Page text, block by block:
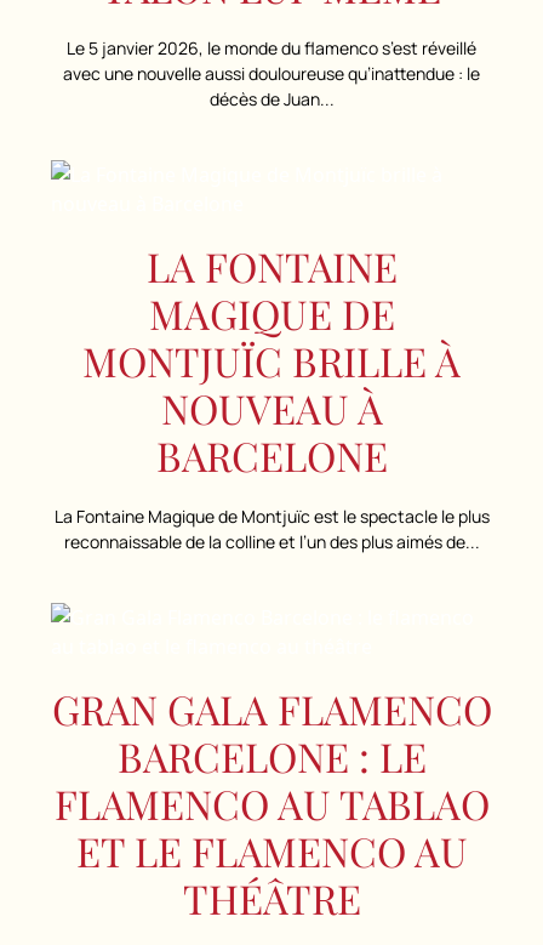
Le 5 janvier 2026, le monde du flamenco s’est réveillé
avec une nouvelle aussi douloureuse qu’inattendue : le
décès de Juan...
LA FONTAINE
MAGIQUE DE
MONTJUÏC BRILLE À
NOUVEAU À
BARCELONE
La Fontaine Magique de Montjuïc est le spectacle le plus
reconnaissable de la colline et l’un des plus aimés de...
GRAN GALA FLAMENCO
BARCELONE : LE
FLAMENCO AU TABLAO
ET LE FLAMENCO AU
THÉÂTRE